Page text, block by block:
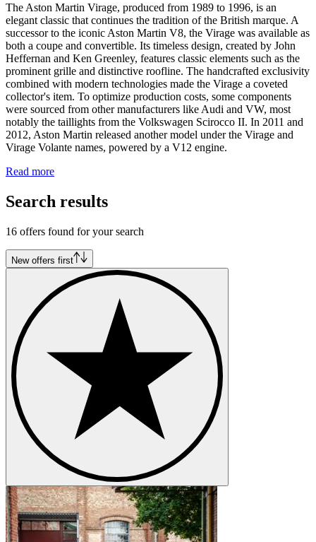
The Aston Martin Virage, produced from 1989 to 1996, is an
elegant classic that continues the tradition of the British marque. A
successor to the iconic Aston Martin V8, the Virage was available as
both a coupe and convertible. Its timeless design, created by John
Heffernan and Ken Greenley, features classic elements such as the
prominent grille and distinctive roofline. The handcrafted exclusivity
combined with modern technologies made the Virage a coveted
collector's item. To optimize production costs, some components
were sourced from other manufacturers like Audi and VW, most
notably the taillights from the Volkswagen Scirocco II. In 2011 and
2012, Aston Martin released another model under the Virage and
Virage Volante names, powered by a V12 engine.
Read more
Search results
16 offers found for your search
New offers first